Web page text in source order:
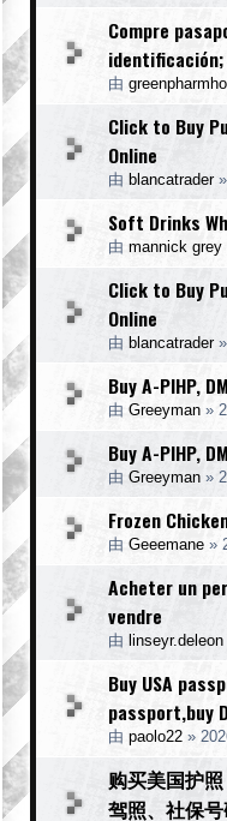
Compre
identificación;
由
Click to Buy
Online
由 blancatrader»
Soft Drinks
由 mannick grey
Click to Buy
Online
由 blancatrader»
Buy A-PIHP,
由 Greeyman »
Buy A-PIHP,
由 Greeyman »
Frozen
由 Geeemane »
Acheter un
vendre
由 linseyr.deleon
Buy USA
passport,buy
由 paolo22 »
购买美国护
驾照、社保